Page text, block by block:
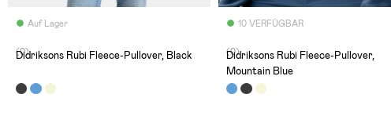
Auf Lager
(0)
Didriksons Rubi Fleece-Pullover, Black
10 VERFÜGBAR
(0)
Didriksons Rubi Fleece-Pullover,
Mountain Blue